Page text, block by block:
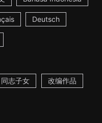
Deutsch
同志子女 改编作品